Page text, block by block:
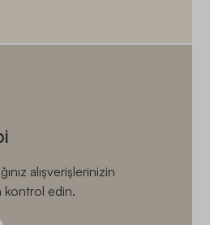
alışverişlerinizin
kontrol edin.